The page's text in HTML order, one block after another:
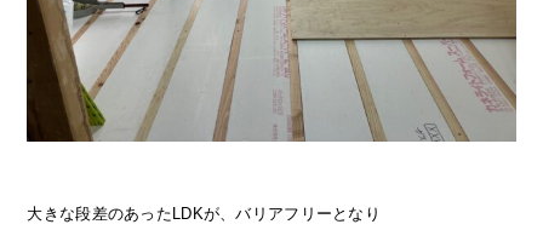
大きな段差のあったLDKが、バリアフリーとなり